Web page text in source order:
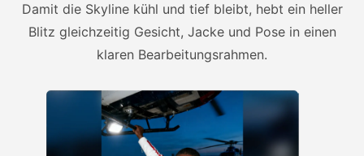
Damit die Skyline kühl und tief bleibt, hebt ein heller
Blitz gleichzeitig Gesicht, Jacke und Pose in einen
klaren Bearbeitungsrahmen.